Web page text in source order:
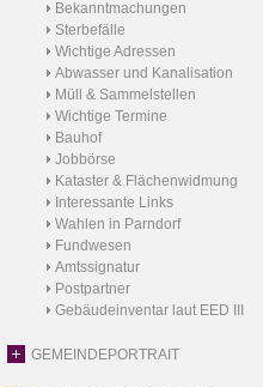
Bekanntmachungen
Sterbefälle
Wichtige Adressen
Abwasser und Kanalisation
Müll & Sammelstellen
Wichtige Termine
Bauhof
Jobbörse
Kataster & Flächenwidmung
Interessante Links
Wahlen in Parndorf
Fundwesen
Amtssignatur
Postpartner
Gebäudeinventar laut EED III
GEMEINDEPORTRAIT